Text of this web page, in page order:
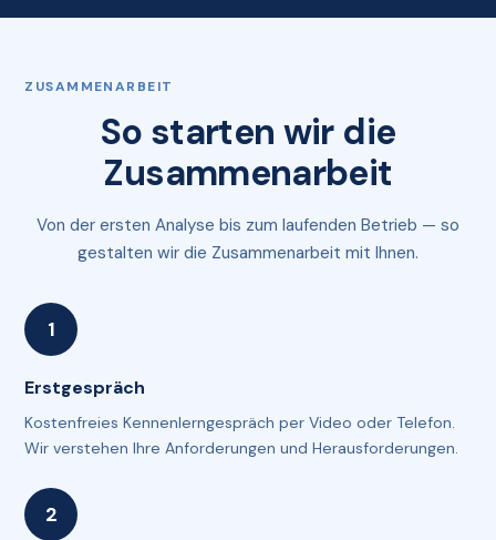
ZUSAMMENARBEIT
So starten wir die
Zusammenarbeit
Von der ersten Analyse bis zum laufenden Betrieb — so
gestalten wir die Zusammenarbeit mit Ihnen.
Erstgespräch
Kostenfreies Kennenlerngespräch per Video oder Telefon.
Wir verstehen Ihre Anforderungen und Herausforderungen.